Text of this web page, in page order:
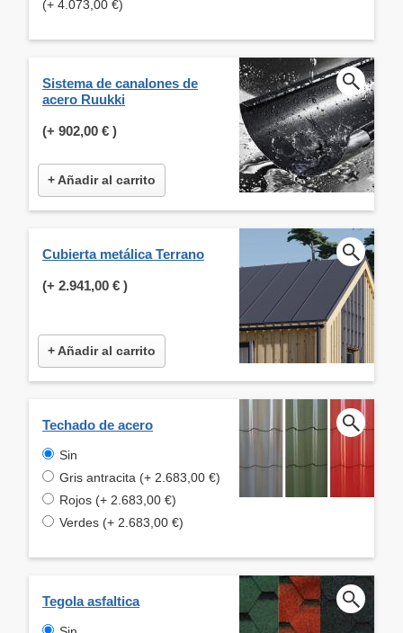
(+ 4.073,00 €)
Sistema de canalones de
acero Ruukki
(+ 902,00 € )
+ Añadir al carrito
Cubierta metálica Terrano
(+ 2.941,00 € )
+ Añadir al carrito
Techado de acero
Sin
Gris antracita (+ 2.683,00 €)
Rojos (+ 2.683,00 €)
Verdes (+ 2.683,00 €)
Tegola asfaltica